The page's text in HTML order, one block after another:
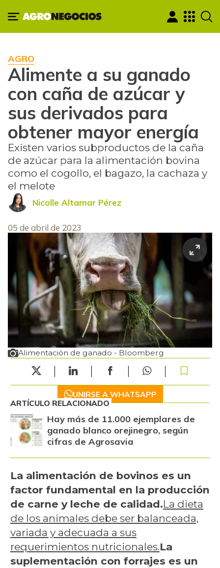
AGRO
Alimente a su ganado
con caña de azúcar y
sus derivados para
obtener mayor energía
Existen varios subproductos de la caña
de azúcar para la alimentación bovina
como el cogollo, el bagazo, la cachaza y
el melote
Nicolle Altamar Pérez
05 de abril de 2023
Alimentación de ganado - Bloomberg
UNIRSE A WHATSAPP
ARTÍCULO RELACIONADO
Hay más de 11.000 ejemplares de
ganado blanco orejinegro, según
cifras de Agrosavia
La alimentación de bovinos es un
factor fundamental en la producción
de carne y leche de calidad.La dieta
de los animales debe ser balanceada,
variada y adecuada a sus
requerimientos nutricionales.La
suplementación con forrajes es un